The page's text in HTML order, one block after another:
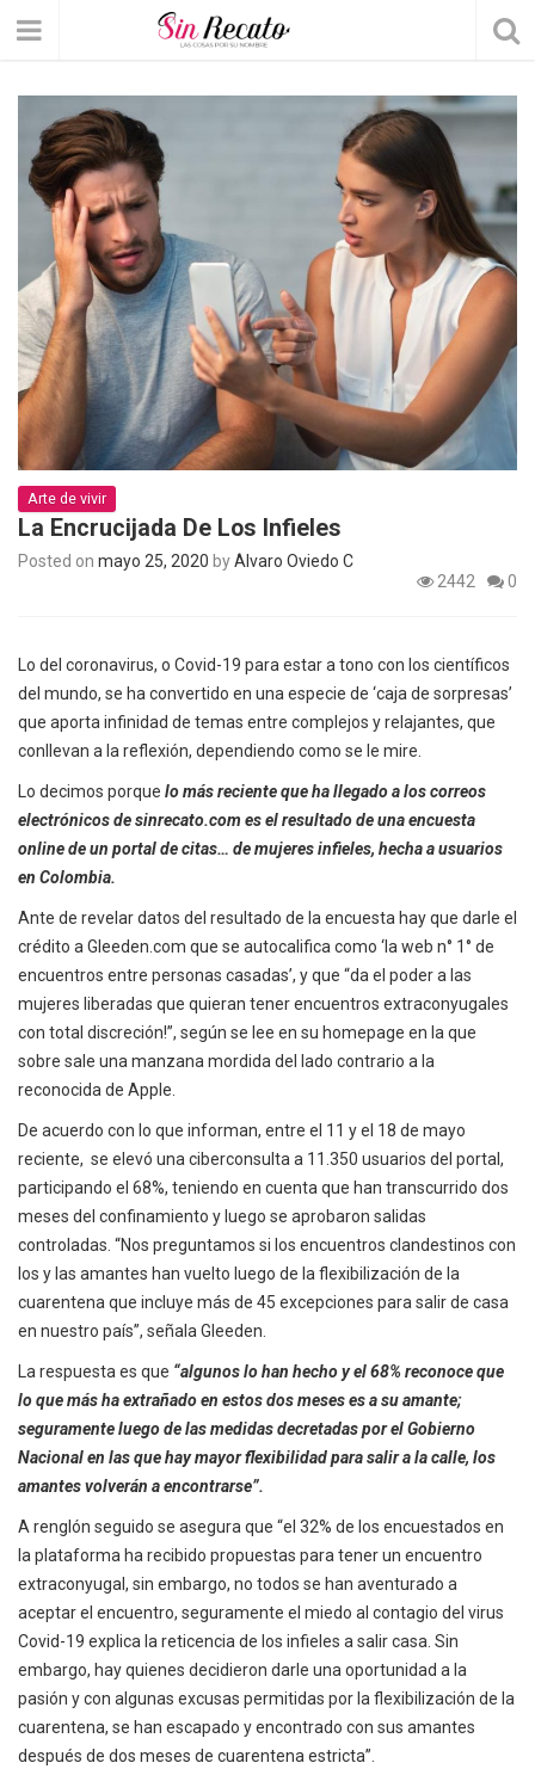
Arte de vivir
La Encrucijada De Los Infieles
Posted on mayo 25, 2020 byÁlvaro Oviedo C
2442
0
Lo del coronavirus, o Covid-19 para estar a tono con los científicos
del mundo, se ha convertido en una especie de ‘caja de sorpresas’
que aporta infinidad de temas entre complejos y relajantes, que
conllevan a la reflexión, dependiendo como se le mire.
Lo decimos porque lo más reciente que ha llegado a los correos
electrónicos de sinrecato.com es el resultado de una encuesta
online de un portal de citas… de mujeres infieles, hecha a usuarios
en Colombia.
Ante de revelar datos del resultado de la encuesta hay que darle el
crédito a Gleeden.com que se autocalifica como ‘la web n° 1° de
encuentros entre personas casadas’, y que “da el poder a las
mujeres liberadas que quieran tener encuentros extraconyugales
con total discreción!”, según se lee en su homepage en la que
sobre sale una manzana mordida del lado contrario a la
reconocida de Apple.
De acuerdo con lo que informan, entre el 11 y el 18 de mayo
reciente, se elevó una ciberconsulta a 11.350 usuarios del portal,
participando el 68%, teniendo en cuenta que han transcurrido dos
meses del confinamiento y luego se aprobaron salidas
controladas. “Nos preguntamos si los encuentros clandestinos con
los y las amantes han vuelto luego de la flexibilización de la
cuarentena que incluye más de 45 excepciones para salir de casa
en nuestro país”, señala Gleeden.
La respuesta es que “algunos lo han hecho y el 68% reconoce que
lo que más ha extrañado en estos dos meses es a su amante;
seguramente luego de las medidas decretadas por el Gobierno
Nacional en las que hay mayor flexibilidad para salir a la calle, los
amantes volverán a encontrarse”.
A renglón seguido se asegura que “el 32% de los encuestados en
la plataforma ha recibido propuestas para tener un encuentro
extraconyugal, sin embargo, no todos se han aventurado a
aceptar el encuentro, seguramente el miedo al contagio del virus
Covid-19 explica la reticencia de los infieles a salir casa. Sin
embargo, hay quienes decidieron darle una oportunidad a la
pasión y con algunas excusas permitidas por la flexibilización de la
cuarentena, se han escapado y encontrado con sus amantes
después de dos meses de cuarentena estricta”.